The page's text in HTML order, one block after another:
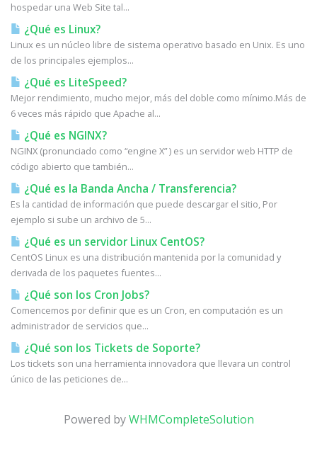
hospedar una Web Site tal...
¿Qué es Linux?
Linux es un núcleo libre de sistema operativo basado en Unix. Es uno
de los principales ejemplos...
¿Qué es LiteSpeed?
Mejor rendimiento, mucho mejor, más del doble como mínimo.Más de
6 veces más rápido que Apache al...
¿Qué es NGINX?
NGINX (pronunciado como “engine X” ) es un servidor web HTTP de
código abierto que también...
¿Qué es la Banda Ancha / Transferencia?
Es la cantidad de información que puede descargar el sitio, Por
ejemplo si sube un archivo de 5...
¿Qué es un servidor Linux CentOS?
CentOS Linux es una distribución mantenida por la comunidad y
derivada de los paquetes fuentes...
¿Qué son los Cron Jobs?
Comencemos por definir que es un Cron, en computación es un
administrador de servicios que...
¿Qué son los Tickets de Soporte?
Los tickets son una herramienta innovadora que llevara un control
único de las peticiones de...
Powered byWHMCompleteSolution